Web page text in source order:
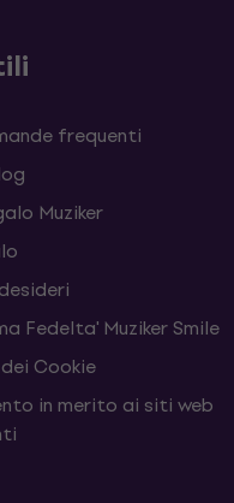
frequenti
Muziker
Fedelta' Muziker Smile
Cookie
in merito ai siti web